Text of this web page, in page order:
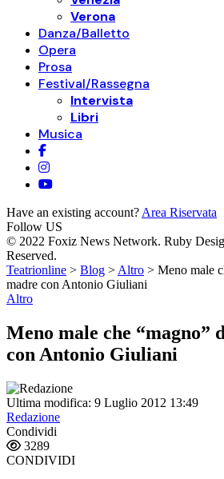
Verona
Danza/Balletto
Opera
Prosa
Festival/Rassegna
Intervista
Libri
Musica
Have an existing account? Area Riservata
Follow US
© 2022 Foxiz News Network. Ruby
Reserved.
Teatrionline > Blog > Altro > Meno male
madre con Antonio Giuliani
Altro
Meno male che “magno”
con Antonio Giuliani
Ultima modifica: 9 Luglio 2012 13:49
Redazione
Condividi
3289
CONDIVIDI